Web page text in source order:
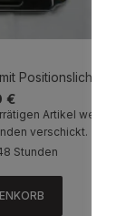
Positionslicht für
€
Artikel werden
verschickt.
Stunden